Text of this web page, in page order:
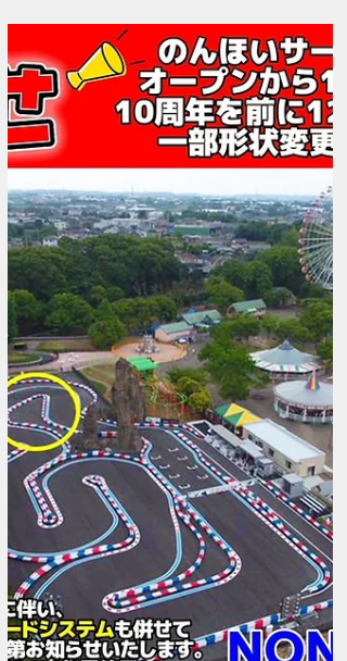
新春お年玉ガラポン開催！
1/2～1/4の限定開催、新年の運試し！ 回数券購
入で､必ず当たるガラポンおみくじを回せます♪
走り初めにピッタリ！1/10開催のBTRに向けて
の練習も お得に回数券をGETすればタイムアッ
プの近道かも!? 詳しくはスタッフにお尋ねくだ